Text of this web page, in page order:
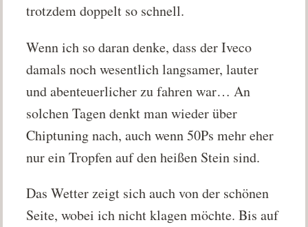
trotzdem doppelt so schnell.
Wenn ich so daran denke, dass der Iveco
damals noch wesentlich langsamer, lauter
und abenteuerlicher zu fahren war… An
solchen Tagen denkt man wieder über
Chiptuning nach, auch wenn 50Ps mehr eher
nur ein Tropfen auf den heißen Stein sind.
Das Wetter zeigt sich auch von der schönen
Seite, wobei ich nicht klagen möchte. Bis auf